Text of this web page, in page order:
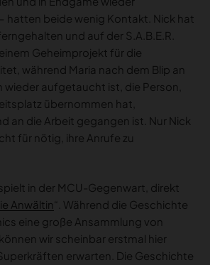
hatten beide wenig Kontakt. Nick hat
und auf der S.A.B.E.R.
Geheimprojekt für die
während Maria nach dem Blip an
wieder aufgetaucht ist, die Person,
übernommen hat,
an die Arbeit gegangen ist. Nur Nick
für nötig, ihre Anrufe zu
in der MCU-Gegenwart, direkt
Anwältin“. Während die Geschichte
eine große Ansammlung von
wir scheinbar erstmal hier
erwarten. Die Geschichte